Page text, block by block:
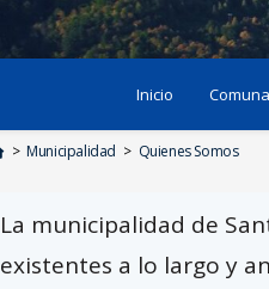
Inicio Comuna
> Municipalidad > Quienes Somos
La municipalidad de
existentes a lo largo y